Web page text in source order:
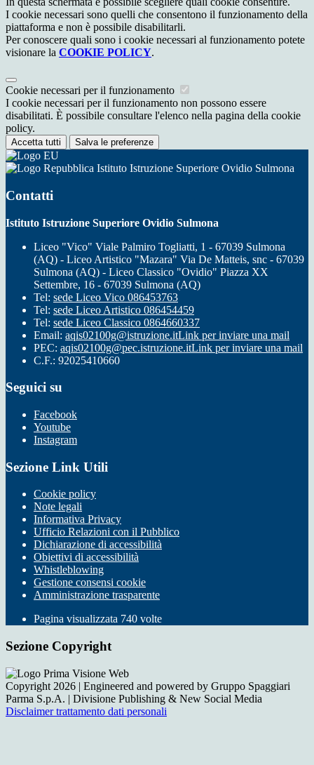
I cookie necessari sono quelli che consentono il funzionamento della
piattaforma e non è possibile disabilitarli.
Per conoscere quali sono i cookie necessari al funzionamento potete
visionare la COOKIE POLICY.
Cookie necessari per il funzionamento
I cookie necessari per il funzionamento non possono essere
disabilitati. È possibile consultare l'elenco nella pagina della cookie
policy.
Accetta tutti Salva le preferenze
Istituto Istruzione Superiore Ovidio Sulmona
Contatti
Istituto Istruzione Superiore Ovidio Sulmona
Liceo "Vico" Viale Palmiro Togliatti, 1 - 67039 Sulmona
(AQ) - Liceo Artistico "Mazara" Via De Matteis, snc - 67039
Sulmona (AQ) - Liceo Classico "Ovidio" Piazza XX
Settembre, 16 - 67039 Sulmona (AQ)
Tel: sede Liceo Vico 086453763
Tel: sede Liceo Artistico 086454459
Tel: sede Liceo Classico 0864660337
Email: aqis02100g@istruzione.itLink per inviare una mail
PEC: aqis02100g@pec.istruzione.itLink per inviare una mail
C.F.: 92025410660
Seguici su
Facebook
Youtube
Instagram
Sezione Link Utili
Cookie policy
Note legali
Informativa Privacy
Ufficio Relazioni con il Pubblico
Dichiarazione di accessibilità
Obiettivi di accessibilità
Whistleblowing
Gestione consensi cookie
Amministrazione trasparente
Pagina visualizzata 740 volte
Sezione Copyright
Copyright 2026 | Engineered and powered by Gruppo Spaggiari
Parma S.p.A. | Divisione Publishing & New Social Media
Disclaimer trattamento dati personali